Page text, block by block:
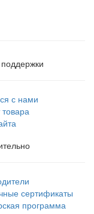
с нами
сертификаты
программа